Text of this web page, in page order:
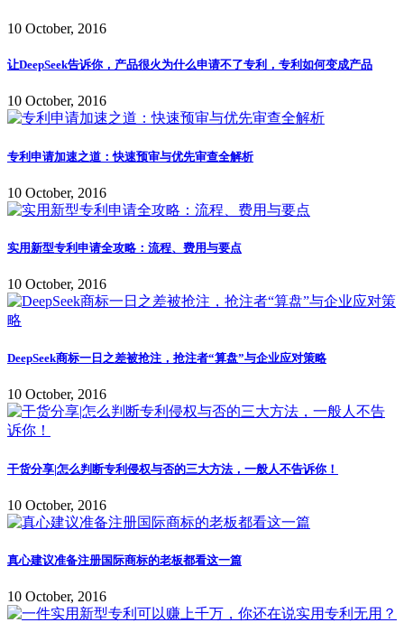
10 October, 2016
让DeepSeek告诉你，产品很火为什么申请不了专利，专利如何变成产品
10 October, 2016
专利申请加速之道：快速预审与优先审查全解析
10 October, 2016
实用新型专利申请全攻略：流程、费用与要点
10 October, 2016
DeepSeek商标一日之差被抢注，抢注者“算盘”与企业应对策略
10 October, 2016
干货分享|怎么判断专利侵权与否的三大方法，一般人不告诉你！
10 October, 2016
真心建议准备注册国际商标的老板都看这一篇
10 October, 2016